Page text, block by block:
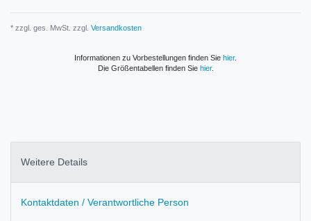
* zzgl. ges. MwSt. zzgl. Versandkosten
Informationen zu Vorbestellungen finden Sie hier.
Die Größentabellen finden Sie hier.
Weitere Details
Kontaktdaten / Verantwortliche Person